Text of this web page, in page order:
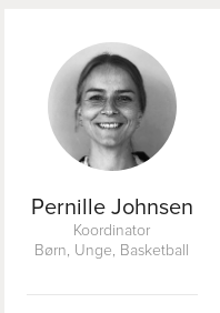
Pernille Johnsen
Koordinator
Børn, Unge, Basketball